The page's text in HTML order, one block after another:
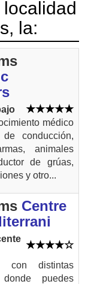
la:
médico
conducción,
animales
de grúas,
y otro...
Centre
con distintas
donde puedes